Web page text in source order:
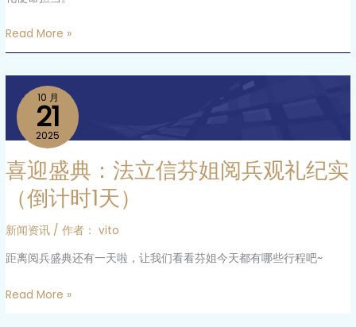
旅》
在
拍
体
《731》
Read More »
10 月
21
2025
喜迎盛典：法立信芬姐阅兵观礼纪实
（倒计时1天）
新闻资讯 / 作者： vito
距离阅兵盛典还有一天啦，让我们看看芬姐今天都有哪些行程吧~
典：
法
立
芬
阅
观
Read More »